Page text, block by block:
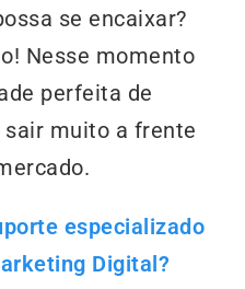
se encaixar?
Nesse momento
perfeita de
sair muito a frente
especializado
Digital?